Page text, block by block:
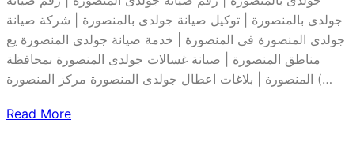
جولدى بالمنصورة | توكيل صيانة جولدى بالمنصورة | شركة صيانة
جولدى المنصورة فى المنصورة | خدمة صيانة جولدى المنصورة يع
مناطق المنصورة | صيانة غسالات جولدى المنصورة بمحافظة
المنصورة | بلاغات اعطال جولدى المنصورة مركز المنصورة (…
Read More